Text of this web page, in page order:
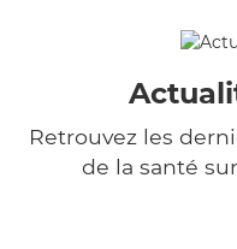
Retrouvez les
de la santé